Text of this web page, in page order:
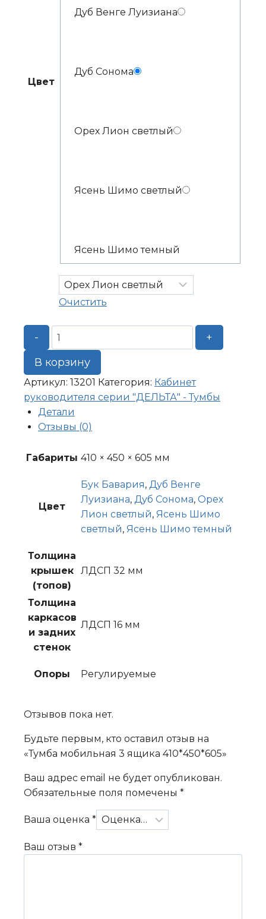
Цвет
Дуб Венге Луизиана
Дуб Сонома
Орех Лион светлый
Ясень Шимо светлый
Ясень Шимо темный
Очистить
-
Количество
товара
Тумба
мобильная
3
410*450*605
+
В корзину
Артикул: 13201 Категория: Кабинет
руководителя серии "ДЕЛЬТА" - Тумбы
Детали
Отзывы (0)
Габариты 410 × 450 × 605 мм
Цвет
Бук Бавария, Дуб Венге
Луизиана, Дуб Сонома, Орех
Лион светлый, Ясень Шимо
светлый, Ясень Шимо темный
Толщина
крышек
(топов)
ЛДСП 32 мм
Толщина
каркасов
и задних
стенок
ЛДСП 16 мм
Опоры Регулируемые
Отзывов пока нет.
Будьте первым, кто оставил отзыв на
«Тумба мобильная 3 ящика 410*450*605»
Ваш адрес email не будет опубликован.
Обязательные поля помечены *
Ваша оценка *
Ваш отзыв *